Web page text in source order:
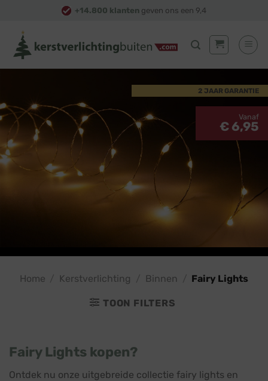
content
+14.800 klanten geven ons een 9,4
2 JAAR GARANTIE
Vanaf
€ 6,95
Home Kerstverlichting Binnen Fairy Lights
TOON FILTERS
Fairy Lights kopen?
Ontdek nu onze uitgebreide collectie fairy lights en